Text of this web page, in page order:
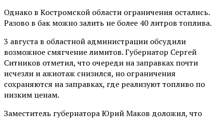
Однако в Костромской области ограничения остались.
Разово в бак можно залить не более 40 литров топлива.
3 августа в областной администрации обсудили
возможное смягчение лимитов. Губернатор Сергей
Ситников отметил, что очереди на заправках почти
исчезли и ажиотаж снизился, но ограничения
сохраняются на заправках, где реализуют топливо по
низким ценам.
Заместитель губернатора Юрий Маков доложил, что